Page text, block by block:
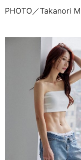
PHOTO／Takanori